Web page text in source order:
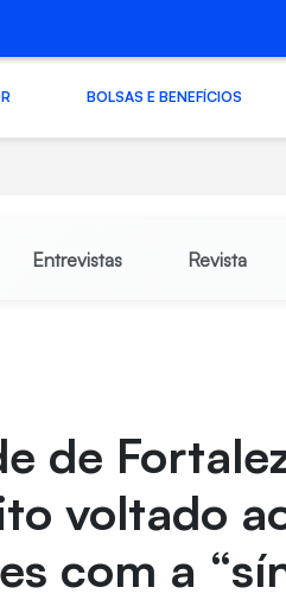
BOLSAS E BENEFÍCIOS
Entrevistas Revista
de
voltado
com a